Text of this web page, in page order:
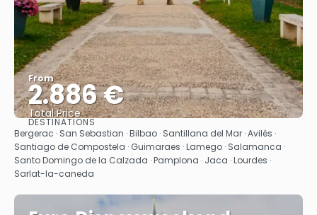
From
2.886 €
Total Price
See
DESTINATIONS
Bergerac · San Sebastian · Bilbao · Santillana del Mar · Avilés ·
Santiago de Compostela · Guimaraes · Lamego · Salamanca ·
Santo Domingo de la Calzada · Pamplona · Jaca · Lourdes ·
Sarlat-la-caneda